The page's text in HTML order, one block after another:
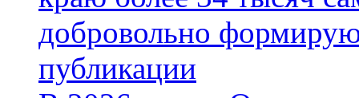
добровольно
публикации